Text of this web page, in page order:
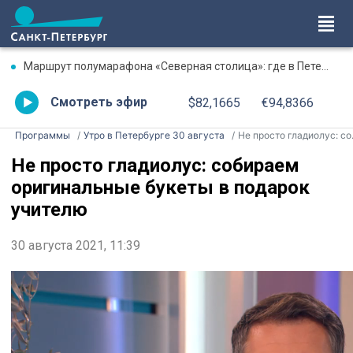
Маршрут полумарафона «Северная столица»: где в Петербурге будут перекрыты дороги 9 августа
Смотреть эфир $82,1665 €94,8366
Программы Утро в Петербурге 30 августа Не просто гладиолус: собираем оригинальные букеты в подарок учителю
Не просто гладиолус: собираем
оригинальные букеты в подарок
учителю
30 августа 2021, 11:39